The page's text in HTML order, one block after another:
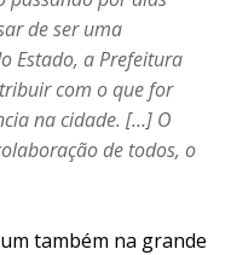
de ser uma
Estado, a Prefeitura
com o que for
na cidade. […] O
de todos, o
também na grande